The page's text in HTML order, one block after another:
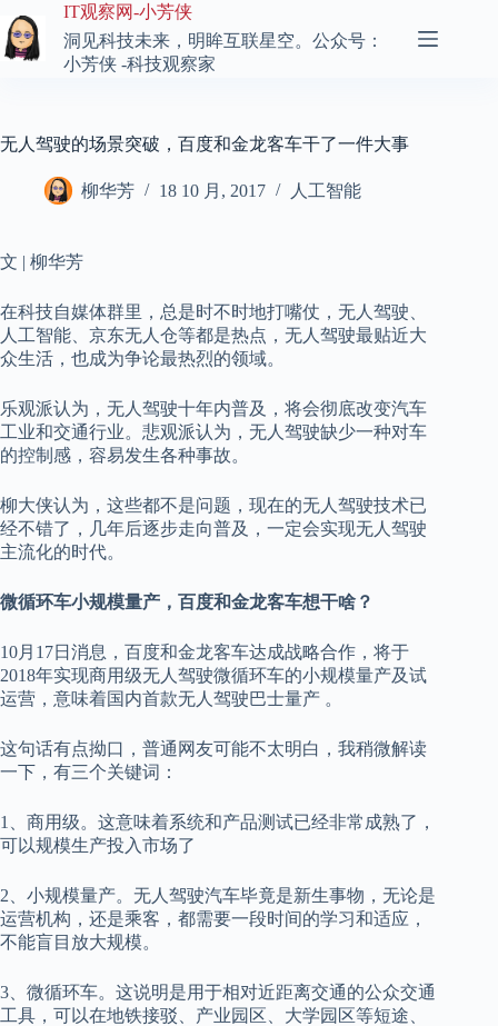
至
内
IT观察网-小芳侠
洞见科技未来，明眸互联星空。公众号：
小芳侠 -科技观察家
无人驾驶的场景突破，百度和金龙客车干了一件大事
柳华芳 18 10 月, 2017 人工智能
文 | 柳华芳
在科技自媒体群里，总是时不时地打嘴仗，无人驾驶、
人工智能、京东无人仓等都是热点，无人驾驶最贴近大
众生活，也成为争论最热烈的领域。
乐观派认为，无人驾驶十年内普及，将会彻底改变汽车
工业和交通行业。悲观派认为，无人驾驶缺少一种对车
的控制感，容易发生各种事故。
柳大侠认为，这些都不是问题，现在的无人驾驶技术已
经不错了，几年后逐步走向普及，一定会实现无人驾驶
主流化的时代。
微循环车小规模量产，百度和金龙客车想干啥？
10月17日消息，百度和金龙客车达成战略合作，将于
2018年实现商用级无人驾驶微循环车的小规模量产及试
运营，意味着国内首款无人驾驶巴士量产 。
这句话有点拗口，普通网友可能不太明白，我稍微解读
一下，有三个关键词：
1、商用级。这意味着系统和产品测试已经非常成熟了，
可以规模生产投入市场了
2、小规模量产。无人驾驶汽车毕竟是新生事物，无论是
运营机构，还是乘客，都需要一段时间的学习和适应，
不能盲目放大规模。
3、微循环车。这说明是用于相对近距离交通的公众交通
工具，可以在地铁接驳、产业园区、大学园区等短途、